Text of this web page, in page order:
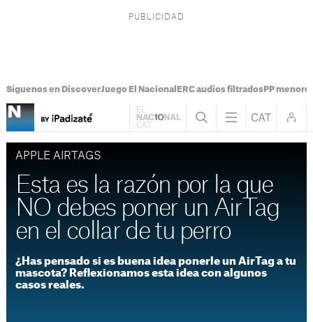
Síguenos en DiscoverJuego El Nacional ERC audios filtradosPP
APPLE AIRTAGS
Esta es la razón por la que
NO debes poner un AirTag
en el collar de tu perro
¿Has pensado si es buena idea ponerle un AirTag a tu
mascota? Reflexionamos esta idea con algunos
casos reales.